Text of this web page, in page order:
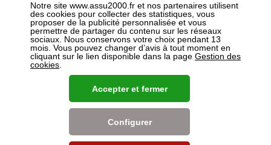
Nos offres pour les particuliers
Assurance Auto
Des tarifs adaptés à tous les profils
de conducteurs. Jeunes permis,
conducteurs expérimentés,
malussés ou résiliés : nous avons
des solutions pour chacun.
Notre site www.assu2000.fr et nos partenaires utilisent
des cookies pour collecter des statistiques, vous
proposer de la publicité personnalisée et vous
permettre de partager du contenu sur les réseaux
sociaux. Nous conservons votre choix pendant 13
mois. Vous pouvez changer d’avis à tout moment en
cliquant sur le lien disponible dans la page Gestion des
cookies
Configurer
Accepter et fermer